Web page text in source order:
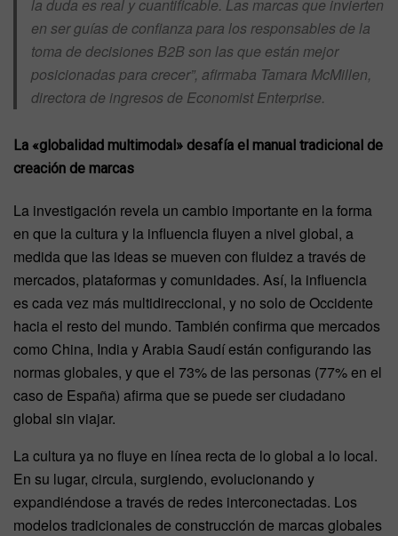
la duda es real y cuantificable. Las marcas que invierten
en ser guías de confianza para los responsables de la
toma de decisiones B2B son las que están mejor
posicionadas para crecer”, afirmaba Tamara McMillen,
directora de ingresos de Economist Enterprise.
La «globalidad multimodal» desafía el manual tradicional de
creación de marcas
La investigación revela un cambio importante en la forma
en que la cultura y la influencia fluyen a nivel global, a
medida que las ideas se mueven con fluidez a través de
mercados, plataformas y comunidades. Así, la influencia
es cada vez más multidireccional, y no solo de Occidente
hacia el resto del mundo. También confirma que mercados
como China, India y Arabia Saudí están configurando las
normas globales, y que el 73% de las personas (77% en el
caso de España) afirma que se puede ser ciudadano
global sin viajar.
La cultura ya no fluye en línea recta de lo global a lo local.
En su lugar, circula, surgiendo, evolucionando y
expandiéndose a través de redes interconectadas. Los
modelos tradicionales de construcción de marcas globales